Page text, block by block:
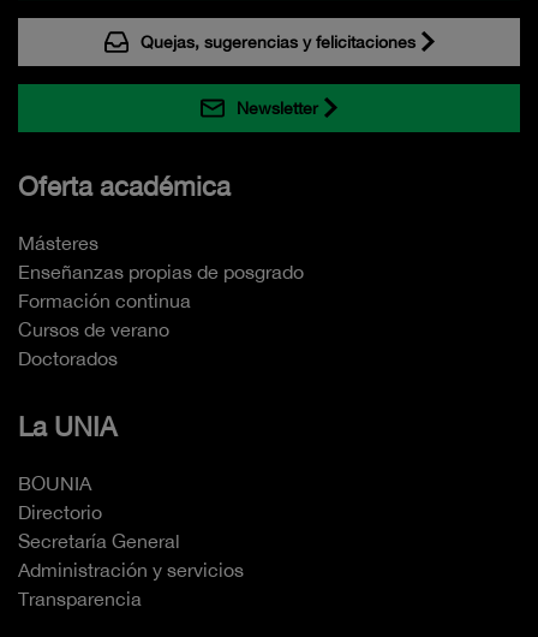
Quejas, sugerencias y felicitaciones
Newsletter
Oferta académica
Másteres
Enseñanzas propias de posgrado
Formación continua
Cursos de verano
Doctorados
La UNIA
BOUNIA
Directorio
Secretaría General
Administración y servicios
Transparencia